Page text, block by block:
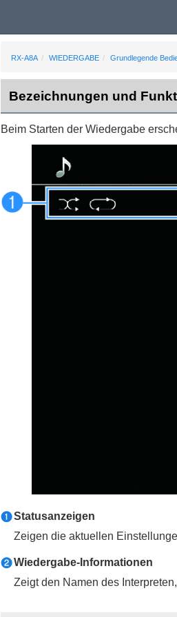
RX-A8A WIEDERGABE Grundlegende
Bezeichnungen und
Beim Starten der Wiedergabe
aStatusanzeigen
Zeigen die aktuellen
bWiedergabe-Informationen
Zeigt den Namen des